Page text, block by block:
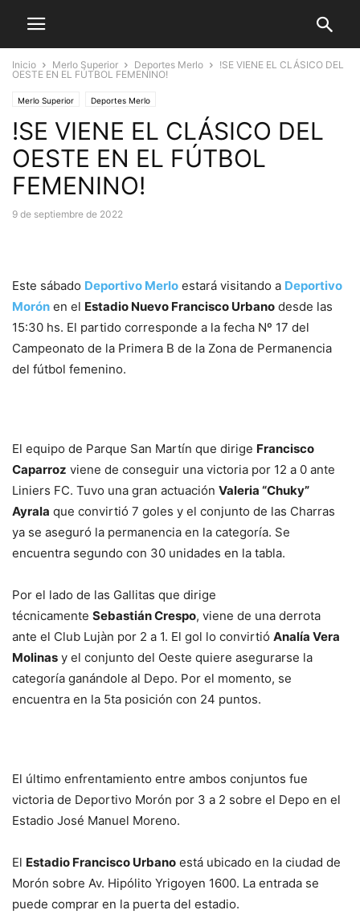
Inicio Merlo Superior Deportes Merlo
!SE VIENE EL CLÁSICO DEL
OESTE EN EL FÚTBOL FEMENINO!
Merlo Superior Deportes Merlo
!SE VIENE EL CLÁSICO DEL
OESTE EN EL FÚTBOL
FEMENINO!
9 de septiembre de 2022
Este sábado Deportivo Merlo estará visitando a Deportivo
Morón en el Estadio Nuevo Francisco Urbano desde las
15:30 hs. El partido corresponde a la fecha Nº 17 del
Campeonato de la Primera B de la Zona de Permanencia
del fútbol femenino.
El equipo de Parque San Martín que dirige Francisco
Caparroz viene de conseguir una victoria por 12 a 0 ante
Liniers FC. Tuvo una gran actuación Valeria “Chuky”
Ayrala que convirtió 7 goles y el conjunto de las Charras
ya se aseguró la permanencia en la categoría. Se
encuentra segundo con 30 unidades en la tabla.
Por el lado de las Gallitas que dirige
técnicamente Sebastián Crespo, viene de una derrota
ante el Club Lujàn por 2 a 1. El gol lo convirtió Analía Vera
Molinas y el conjunto del Oeste quiere asegurarse la
categoría ganándole al Depo. Por el momento, se
encuentra en la 5ta posición con 24 puntos.
El último enfrentamiento entre ambos conjuntos fue
victoria de Deportivo Morón por 3 a 2 sobre el Depo en el
Estadio José Manuel Moreno.
El Estadio Francisco Urbano está ubicado en la ciudad de
Morón sobre Av. Hipólito Yrigoyen 1600. La entrada se
puede comprar en la puerta del estadio.